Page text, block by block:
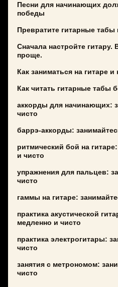
Песни для начинающих
победы
Превратите гитарные
Сначала настройте гитару.
проще.
Как заниматься на гитаре и
Как читать гитарные табы
аккорды для начинающих:
чисто
баррэ-аккорды:
ритмический бой на
и чисто
упражнения для пальцев:
чисто
гаммы на гитаре:
практика акустической
медленно и чисто
практика электрогитары:
чисто
занятия с метрономом:
чисто